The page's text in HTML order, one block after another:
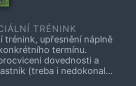
TRÉNINK
trénink, upřesnění náplně
termínu.
dovednosti a
(treba i nedokonale)